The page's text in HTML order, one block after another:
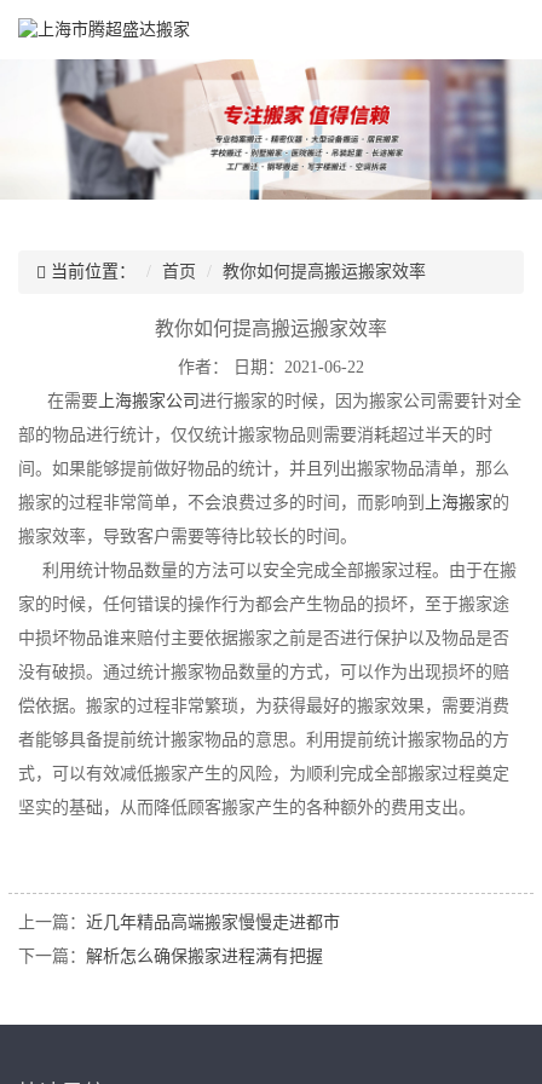
当前位置： 首页 教你如何提高搬运搬家效率
教你如何提高搬运搬家效率
作者：
日期：2021-06-22
在需要 上海搬家公司 进行搬家的时候，因为搬家公司需要针对全
部的物品进行统计，仅仅统计搬家物品则需要消耗超过半天的时
间。如果能够提前做好物品的统计，并且列出搬家物品清单，那么
搬家的过程非常简单，不会浪费过多的时间，而影响到
上海搬家的
搬家效率，导致客户需要等待比较长的时间。
利用统计物品数量的方法可以安全完成全部搬家过程。由于在搬
家的时候，任何错误的操作行为都会产生物品的损坏，至于搬家途
中损坏物品谁来赔付主要依据搬家之前是否进行保护以及物品是否
没有破损。通过统计搬家物品数量的方式，可以作为出现损坏的赔
偿依据。搬家的过程非常繁琐，为获得最好的搬家效果，需要消费
者能够具备提前统计搬家物品的意思。利用提前统计搬家物品的方
式，可以有效减低搬家产生的风险，为顺利完成全部搬家过程奠定
坚实的基础，从而降低顾客搬家产生的各种额外的费用支出。
上一篇： 近几年精品高端搬家慢慢走进都市
下一篇： 解析怎么确保搬家进程满有把握